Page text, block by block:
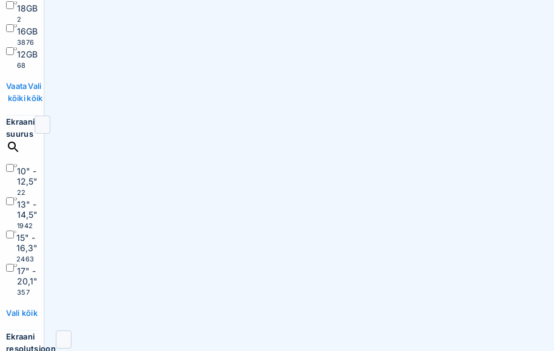
18GB
2
16GB
3876
12GB
68
Vaata
kõiki
Vali
kõik
Ekraani
suurus
10" -
12,5"
22
13" -
14,5"
1942
15" -
16,3"
2463
17" -
20,1"
357
Vali kõik
Ekraani
resolutsioon